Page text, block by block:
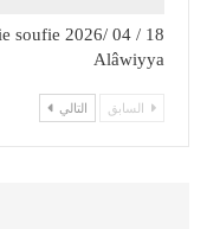
soufie
Alâwiyya
السابق التالي